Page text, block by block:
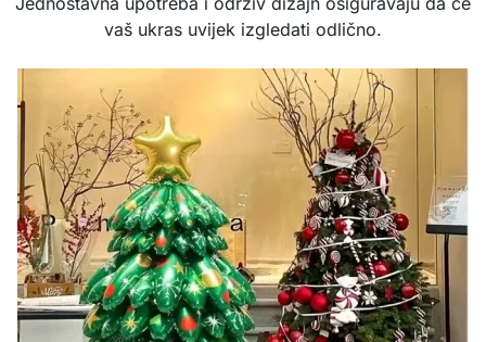
vaš ukras uvijek izgledati odlično.